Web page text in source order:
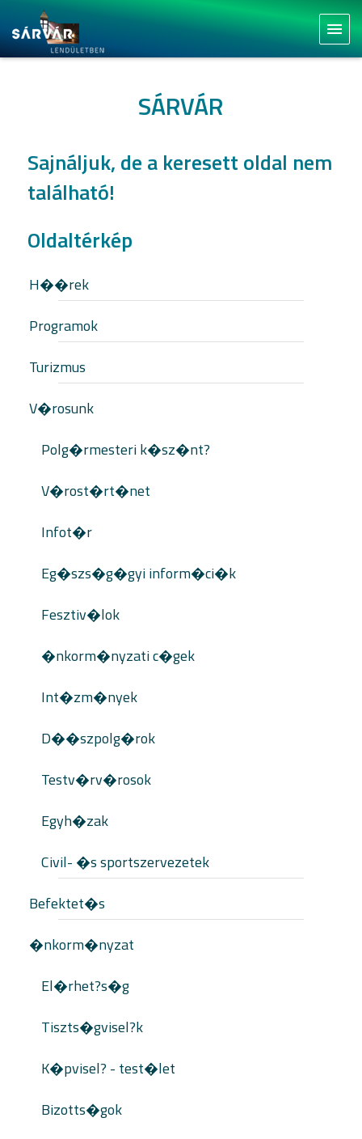
menu
SÁRVÁR
Sajnáljuk, de a keresett oldal nem
található!
Oldaltérkép
H��rek
Programok
Turizmus
V�rosunk
Polg�rmesteri k�sz�nt?
V�rost�rt�net
Infot�r
Eg�szs�g�gyi inform�ci�k
Fesztiv�lok
�nkorm�nyzati c�gek
Int�zm�nyek
D��szpolg�rok
Testv�rv�rosok
Egyh�zak
Civil- �s sportszervezetek
Befektet�s
�nkorm�nyzat
El�rhet?s�g
Tiszts�gvisel?k
K�pvisel? - test�let
Bizotts�gok